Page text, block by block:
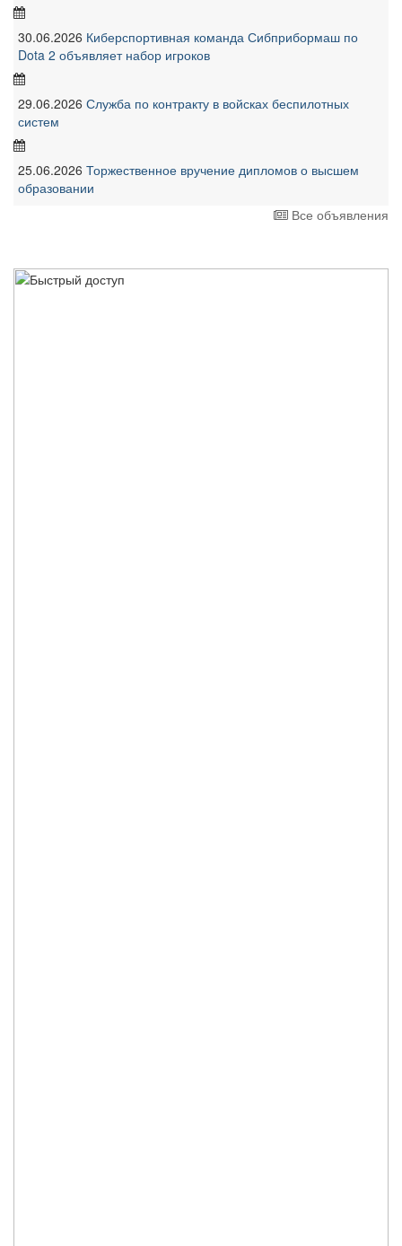
30.06.2026 Киберспортивная команда Сибприбормаш по
Dota 2 объявляет набор игроков
29.06.2026 Служба по контракту в войсках беспилотных
систем
25.06.2026 Торжественное вручение дипломов о высшем
образовании
Все объявления